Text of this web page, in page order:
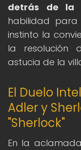
detrás de la
habilidad para
instinto la
la resolución
astucia de la
El Duelo
Adler y
"Sherlock"
En la